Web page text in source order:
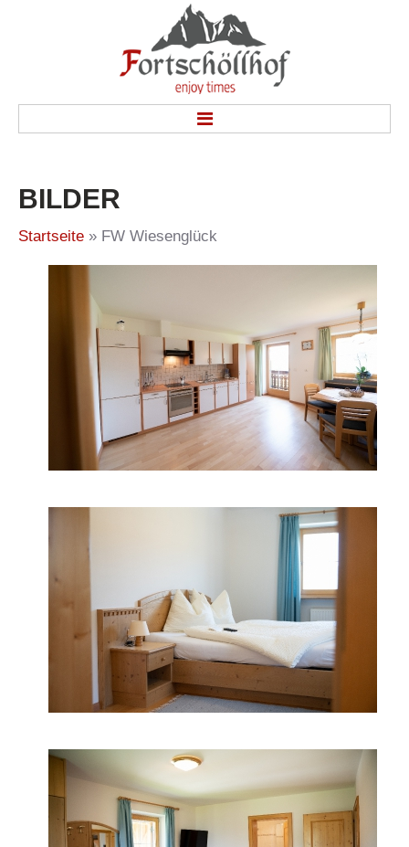
Ferienwohnung Waldruhe
Ferienwohnung Schönblick
Doppelzimmer
Preise
KONTAKT
INFOS
Bilder
Anfahrt
BILDER
Startseite » FW Wiesenglück